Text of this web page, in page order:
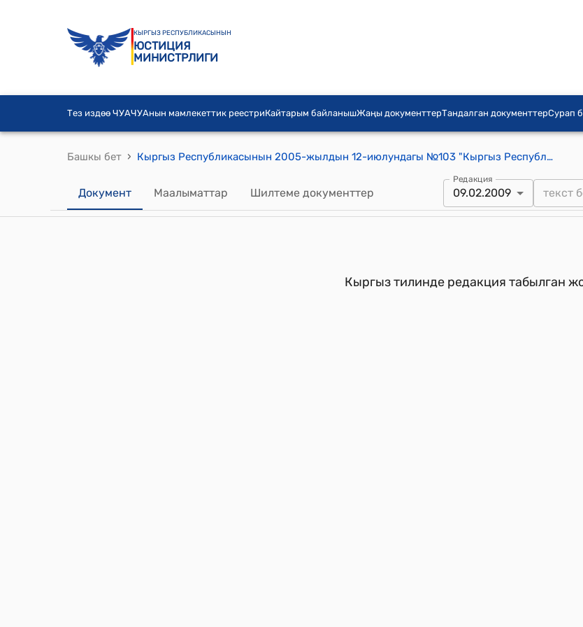
КЫРГЫЗ РЕСПУБЛИКАСЫНЫН
ЮСТИЦИЯ
МИНИСТРЛИГИ
Тез издөө ЧУАЧУАнын мамлекеттик реестриКайтарым байланышЖаңы документтерТандалган документтерСурап
Башкы бет › Кыргыз Республикасынын 2005-жылдын 12-июлундагы №103 "Кыргыз Республикасынын жарандарынын жалпы аскердик милдеттүүлүгү жөнүндө" Кыргыз Республикасынын Мыйзамына толуктоо киргизүү тууралу" Мыйзамы
Документ Маалыматтар Шилтеме документтер
Редакция
09.02.2009
Кыргыз тилинде редакция табылган